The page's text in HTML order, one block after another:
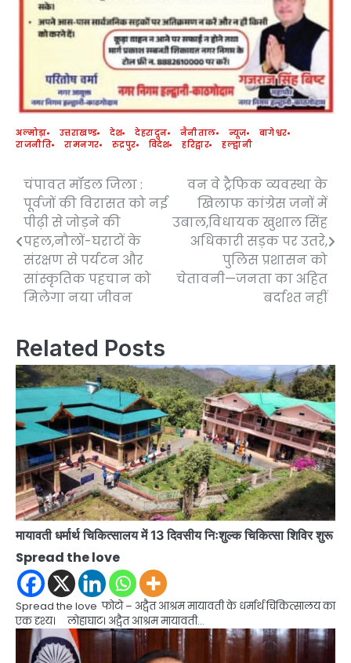
अल्मोड़ा उत्तराखण्ड देश देहरादून नैनीताल न्यूज
बागेश्वर
राजनीति
रामनगर रुद्रपुर विदेश हरिद्वार हल्द्वानी
Post
navigation
चंपावत मॉडल जिला :
पूर्वजों की विरासत को नई
पीढ़ी से जोड़ने की
पहल,नौलों-घराटों के
संरक्षण से पर्यटन और
सांस्कृतिक पहचान को
मिलेगा नया जीवन
वन वे ट्रैफिक व्यवस्था के
खिलाफ कांग्रेस जनों में
उबाल,विधायक खुशाल सिंह
अधिकारी सड़क पर उतरे,
पुलिस प्रशासन को
चेतावनी—जनता का अहित
बर्दाश्त नहीं
Related Posts
मायावती धर्मार्थ चिकित्सालय में 13 दिवसीय निःशुल्क चिकित्सा शिविर शुरू
Spread the love
Spread the love फोटो – अद्वैत आश्रम मायावती के धर्मार्थ चिकित्सालय का
एक दृश्य। लोहाघाट। अद्वैत आश्रम मायावती…